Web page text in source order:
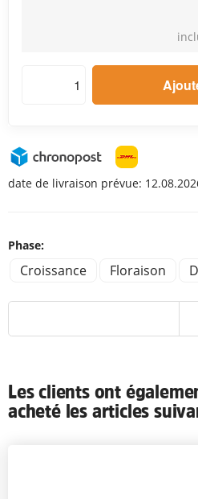
Quantité: Configurateur Kit de
date de livraison prévue:
Phase:
Croissance Floraison
Les clients ont
acheté les articles